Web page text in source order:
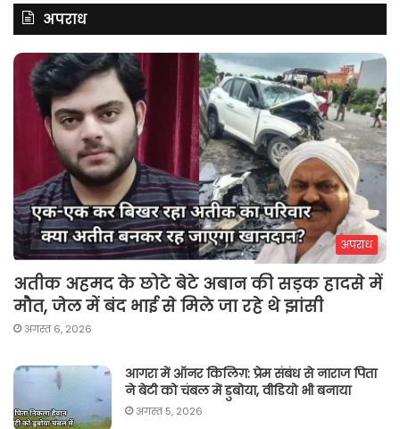
अपराध
अपराध
अतीक अहमद के छोटे बेटे अबान की सड़क हादसे में
मौत, जेल में बंद भाई से मिले जा रहे थे झांसी
अगस्त 6, 2026
आगरा में ऑनर किलिग़: प्रेम संबंध से नाराज पिता
ने बेटी को चंबल में डुबोया, वीडियो भी बनाया
अगस्त 5, 2026